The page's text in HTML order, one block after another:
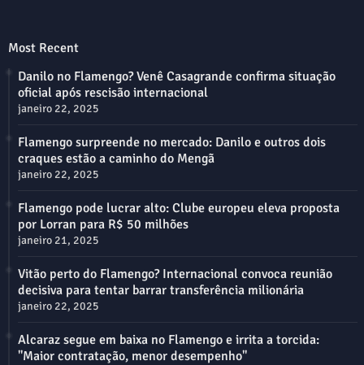
Most Recent
Danilo no Flamengo? Venê Casagrande confirma situação
oficial após rescisão internacional
janeiro 22, 2025
Flamengo surpreende no mercado: Danilo e outros dois
craques estão a caminho do Mengã
janeiro 22, 2025
Flamengo pode lucrar alto: Clube europeu eleva proposta
por Lorran para R$ 50 milhões
janeiro 21, 2025
Vitão perto do Flamengo? Internacional convoca reunião
decisiva para tentar barrar transferência milionária
janeiro 22, 2025
Alcaraz segue em baixa no Flamengo e irrita a torcida:
"Maior contratação, menor desempenho"